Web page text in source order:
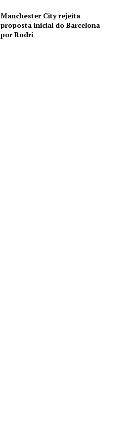
Manchester City rejeita
proposta inicial do Barcelona
por Rodri